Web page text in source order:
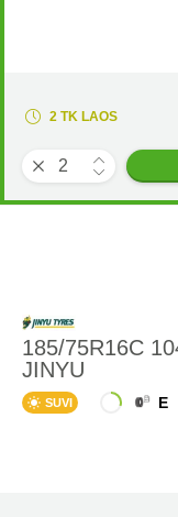
2 TK LAOS
185/75R16C
JINYU
SUVI E